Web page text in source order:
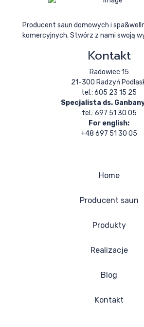
Producent saun domowych i
komercyjnych. Stwórz z nami swoją
Kontakt
Radowiec 15
21-300 Radzyń
tel.: 605 23 15 25
Specjalista ds.
tel.: 697 51 30 05
For english:
+48 697 51 30 05
Home
Producent saun
Produkty
Realizacje
Blog
Kontakt